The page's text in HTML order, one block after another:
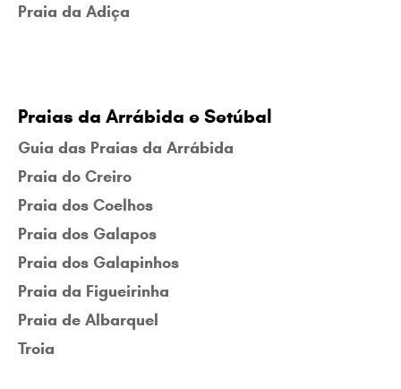
Praia da Adiça
Praias da Arrábida e Setúbal
Guia das Praias da Arrábida
Praia do Creiro
Praia dos Coelhos
Praia dos Galapos
Praia dos Galapinhos
Praia da Figueirinha
Praia de Albarquel
Troia